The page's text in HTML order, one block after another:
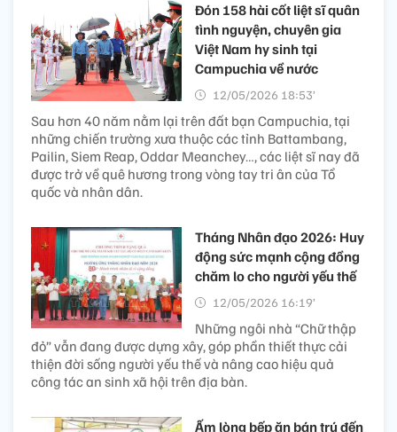
Đón 158 hài cốt liệt sĩ quân
tình nguyện, chuyên gia
Việt Nam hy sinh tại
Campuchia về nước
12/05/2026 18:53’
Sau hơn 40 năm nằm lại trên đất bạn Campuchia, tại
những chiến trường xưa thuộc các tỉnh Battambang,
Pailin, Siem Reap, Oddar Meanchey…, các liệt sĩ nay đã
được trở về quê hương trong vòng tay tri ân của Tổ
quốc và nhân dân.
Tháng Nhân đạo 2026: Huy
động sức mạnh cộng đồng
chăm lo cho người yếu thế
12/05/2026 16:19’
Những ngôi nhà “Chữ thập
đỏ” vẫn đang được dựng xây, góp phần thiết thực cải
thiện đời sống người yếu thế và nâng cao hiệu quả
công tác an sinh xã hội trên địa bàn.
Ấm lòng bếp ăn bán trú đến